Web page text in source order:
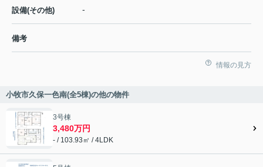
設備(その他) -
備考
情報の見方
小牧市久保一色南(全5棟)の他の物件
3号棟
3,480万円
- / 103.93㎡ / 4LDK